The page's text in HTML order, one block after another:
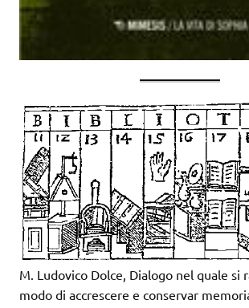
M. Ludovico Dolce, Dialogo nel quale si
modo di accrescere e conservar